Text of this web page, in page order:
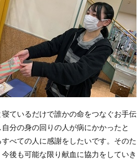
ているだけで誰かの命をつなぐお手伝
分の身の回りの人が病にかかったと
べての人に感謝をしたいです。そのた
後も可能な限り献血に協力をしていき